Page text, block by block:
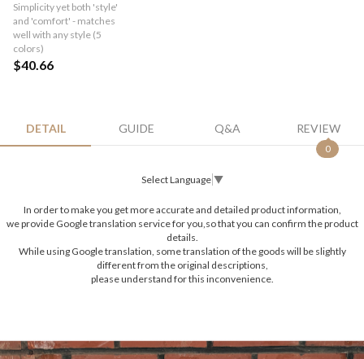
Simplicity yet both 'style'
and 'comfort' - matches
well with any style (5
colors)
$40.66
DETAIL GUIDE Q&A REVIEW
0
Select Language ▼
In order to make you get more accurate and detailed product information,
we provide Google translation service for you,so that you can confirm the product
details.
While using Google translation, some translation of the goods will be slightly
different from the original descriptions,
please understand for this inconvenience.